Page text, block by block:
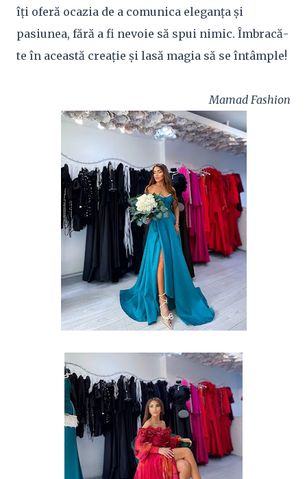
îți oferă ocazia de a comunica eleganța și
pasiunea, fără a fi nevoie să spui nimic. Îmbracă-
te în această creație și lasă magia să se întâmple!
Mamad Fashion